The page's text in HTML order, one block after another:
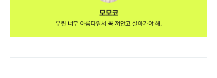
모모코
우린 너무 아름다워서 꼭 껴안고 살아가야 해.